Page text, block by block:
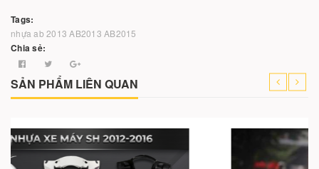
Tags:
nhựa ab 2013 AB2013 AB2015
Chia sẻ:
SẢN PHẨM LIÊN QUAN